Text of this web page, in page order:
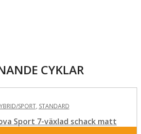
CYKLAR
SPORT, STANDARD
Sport 7-växlad schack matt